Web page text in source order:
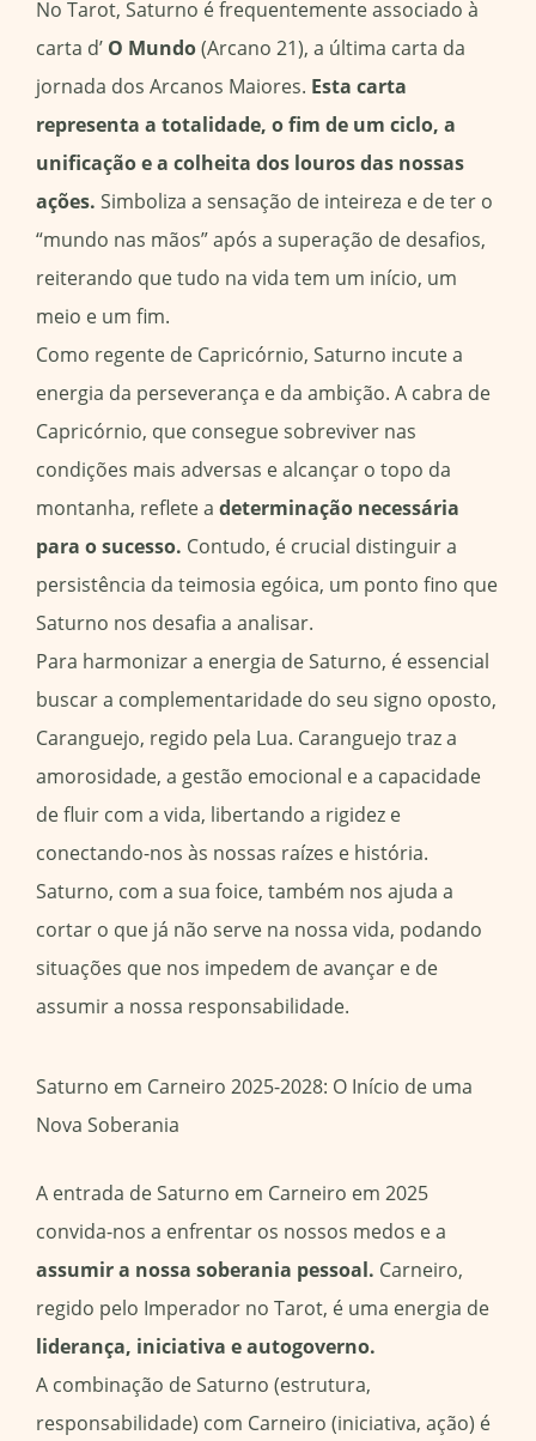
No Tarot, Saturno é frequentemente associado à
carta d’ O Mundo(Arcano 21), a última carta da
jornada dos Arcanos Maiores. Esta carta
representa a totalidade, o fim de um ciclo, a
unificação e a colheita dos louros das nossas
ações. Simboliza a sensação de inteireza e de ter o
“mundo nas mãos” após a superação de desafios,
reiterando que tudo na vida tem um início, um
meio e um fim.
Como regente de Capricórnio, Saturno incute a
energia da perseverança e da ambição. A cabra de
Capricórnio, que consegue sobreviver nas
condições mais adversas e alcançar o topo da
montanha, reflete a determinação necessária
para o sucesso. Contudo, é crucial distinguir a
persistência da teimosia egóica, um ponto fino que
Saturno nos desafia a analisar.
Para harmonizar a energia de Saturno, é essencial
buscar a complementaridade do seu signo oposto,
Caranguejo, regido pela Lua. Caranguejo traz a
amorosidade, a gestão emocional e a capacidade
de fluir com a vida, libertando a rigidez e
conectando-nos às nossas raízes e história.
Saturno, com a sua foice, também nos ajuda a
cortar o que já não serve na nossa vida, podando
situações que nos impedem de avançar e de
assumir a nossa responsabilidade.
Saturno em Carneiro 2025-2028: O Início de uma
Nova Soberania
A entrada de Saturno em Carneiro em 2025
convida-nos a enfrentar os nossos medos e a
assumir a nossa soberania pessoal. Carneiro,
regido pelo Imperador no Tarot, é uma energia de
liderança, iniciativa e autogoverno.
A combinação de Saturno (estrutura,
responsabilidade) com Carneiro (iniciativa, ação) é